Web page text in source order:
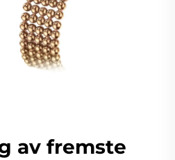
av fremste